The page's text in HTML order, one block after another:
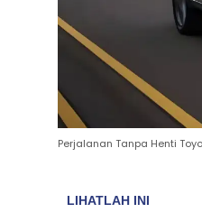
Perjalanan Tanpa Henti